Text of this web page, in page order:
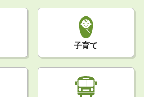
子育て